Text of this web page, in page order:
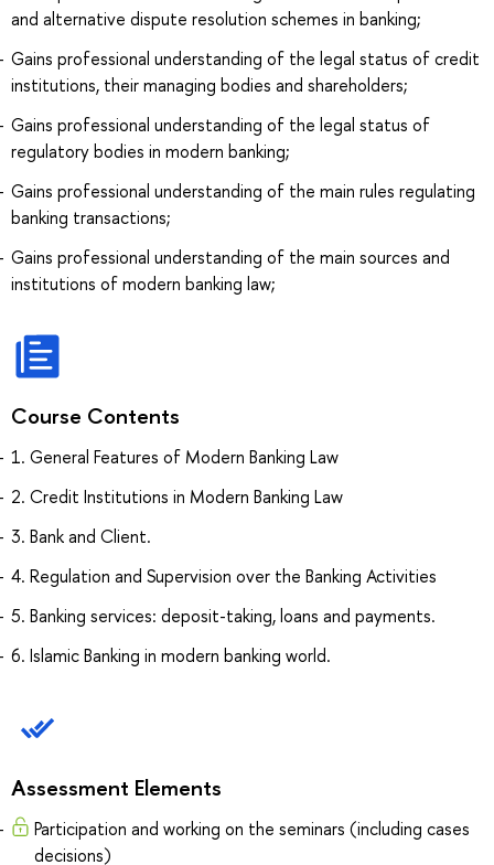
and alternative dispute resolution schemes in banking;
Gains professional understanding of the legal status of credit
institutions, their managing bodies and shareholders;
Gains professional understanding of the legal status of
regulatory bodies in modern banking;
Gains professional understanding of the main rules regulating
banking transactions;
Gains professional understanding of the main sources and
institutions of modern banking law;
Course Contents
1. General Features of Modern Banking Law
2. Credit Institutions in Modern Banking Law
3. Bank and Client.
4. Regulation and Supervision over the Banking Activities
5. Banking services: deposit-taking, loans and payments.
6. Islamic Banking in modern banking world.
Assessment Elements
Participation and working on the seminars (including cases
decisions)